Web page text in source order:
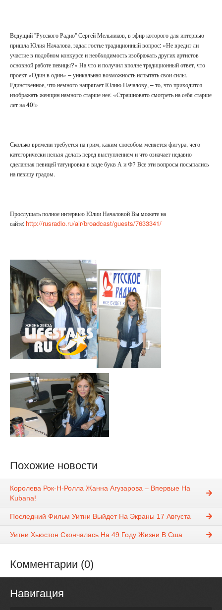
Ведущий "Русского Радио"Сергей Мельников, в эфир которого для интервью
пришла Юлия Началова, задал гостье традиционный вопрос: «Не вредит ли
участие в подобном конкурсе и необходимость изображать других артистов
основной работе певицы?» На что и получил вполне традиционный ответ, что
проект «Один в один» – уникальная возможность испытать свои силы.
Единственное, что немного напрягает Юлию Началову, – то, что приходится
изображать женщин намного старше нее: «Страшновато смотреть на себя старше
лет на 40!»
Сколько времени требуется на грим, каким способом меняется фигура, чего
категорически нельзя делать перед выступлением и что означает недавно
сделанная певицей татуировка в виде букв А и Ф? Все эти вопросы посыпались
на певицу градом.
Прослушать полное интервью Юлии Началовой Вы можете на
сайте: http://rusradio.ru/air/broadcast/guests/7633341/
Похожие новости
Королева Рок-Н-Ролла Жанна Агузарова – Впервые На
Kubana!
Последний Фильм Уитни Выйдет На Экраны 17 Августа
Уитни Хьюстон Скончалась На 49 Году Жизни В Сша
Комментарии (0)
Навигация